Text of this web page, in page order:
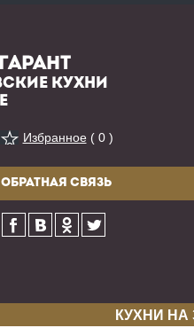
КУХНИ
Избранное( 0 )
ОБРАТНАЯ СВЯЗЬ
КУХНИ